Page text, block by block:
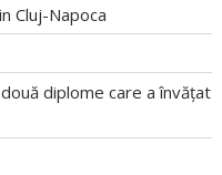
Cluj-Napoca
diplome care a învățat